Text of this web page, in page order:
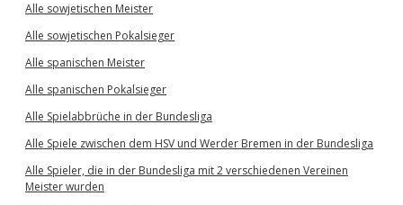
Alle sowjetischen Meister
Alle sowjetischen Pokalsieger
Alle spanischen Meister
Alle spanischen Pokalsieger
Alle Spielabbrüche in der Bundesliga
Alle Spiele zwischen dem HSV und Werder Bremen in der Bundesliga
Alle Spieler, die in der Bundesliga mit 2 verschiedenen Vereinen
Meister wurden